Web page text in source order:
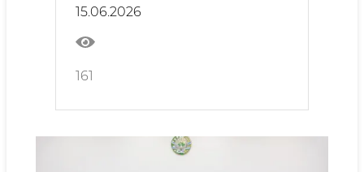
15.06.2026
161